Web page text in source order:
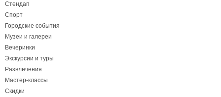
Стендап
Спорт
Городские события
Музеи и галереи
Вечеринки
Экскурсии и туры
Развлечения
Мастер-классы
Скидки